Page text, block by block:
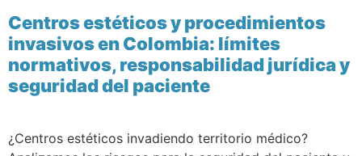
Centros estéticos y procedimientos
invasivos en Colombia: límites
normativos, responsabilidad jurídica y
seguridad del paciente
¿Centros estéticos invadiendo territorio médico?